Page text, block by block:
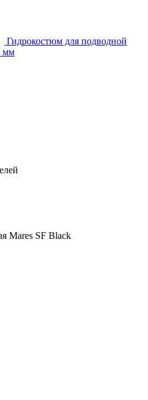
Гидрокостюм для подводной
мм
Mares SF Black